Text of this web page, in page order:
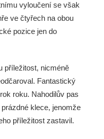
vyloučení se však
ve čtyřech na obou
pozice jen do
příležitost, nicméně
Fantastický
roku. Nahodilův pas
klece, jenomže
příležitost zastavil.